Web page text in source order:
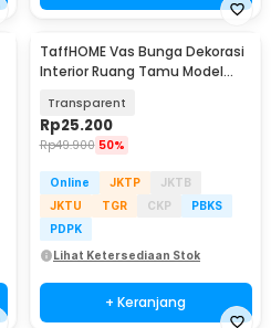
TaffHOME Vas Bunga Dekorasi
Interior Ruang Tamu Model
Transparent
Rp25.200
Rp49.900 50%
Online JKTP
JKTB
JKTU
TGR CKP
PBKS
PDPK
Lihat Ketersediaan Stok
+ Keranjang